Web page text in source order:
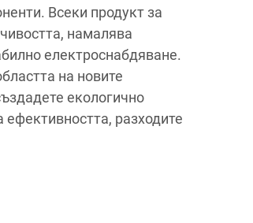
Всеки продукт за
намалява
електроснабдяване.
на новите
екологично
разходите